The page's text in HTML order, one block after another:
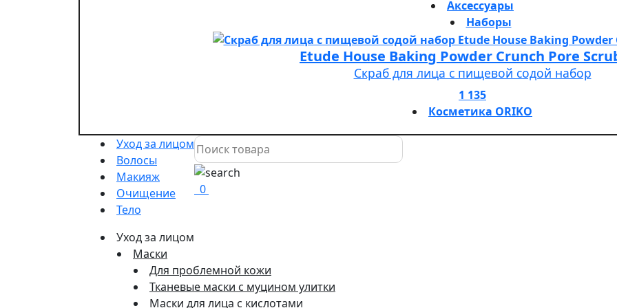
Аксессуары
Наборы
Etude House Baking Powder Crunch Pore
Скраб для лица с пищевой содой набор
1 135
Косметика ORIKO
Уход за лицом
Волосы
Макияж
Очищение
Тело
0
Уход за лицом
Маски
Для проблемной кожи
Тканевые маски с муцином улитки
Маски для лица с кислотами